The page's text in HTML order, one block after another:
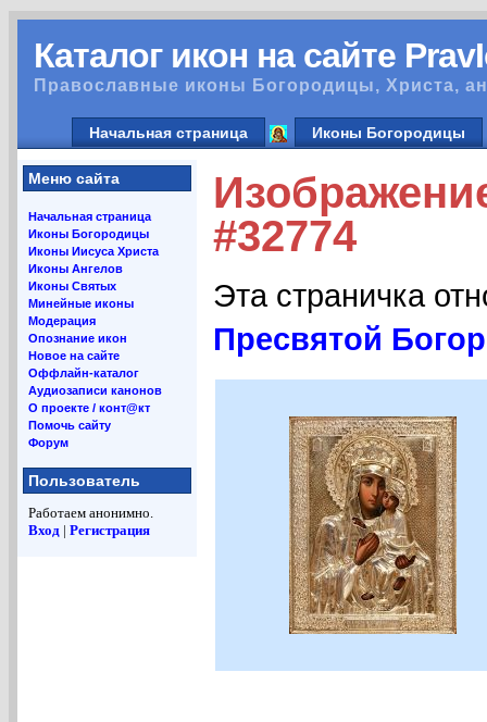
Каталог икон на сайте
Православные иконы Богородицы, Христа,
Начальная страница Иконы Богородицы
Меню сайта
Начальная страница
Иконы Богородицы
Иконы Иисуса Христа
Иконы Ангелов
Иконы Святых
Минейные иконы
Модерация
Опознание икон
Новое на сайте
Оффлайн-каталог
Аудиозаписи канонов
О проекте / конт@кт
Помочь сайту
Форум
Пользователь
Работаем анонимно.
Вход | Регистрация
#32774
Эта страничка
Пресвятой